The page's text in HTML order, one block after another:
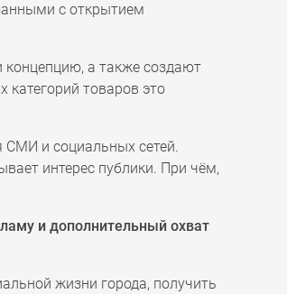
с открытием
а также создают
категорий товаров это
и социальных сетей.
интерес публики. При чём,
и дополнительный охват
жизни города, получить